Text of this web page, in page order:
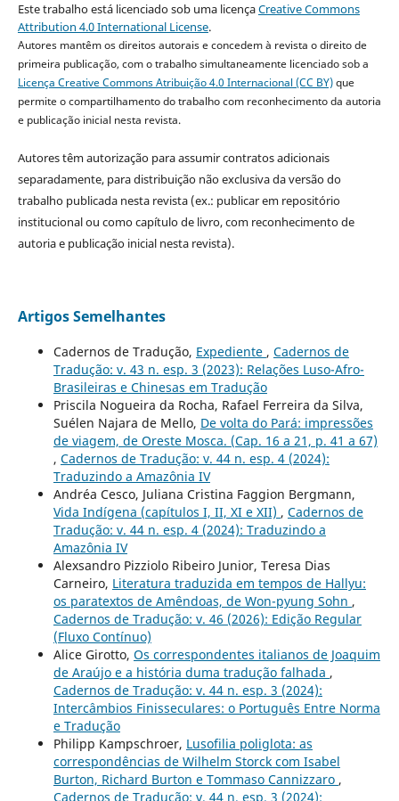
Este trabalho está licenciado sob uma licençaCreative Commons
Attribution 4.0 International License.
Autores mantêm os direitos autorais e concedem à revista o direito de
primeira publicação, com o trabalho simultaneamente licenciado sob a
Licença Creative Commons Atribuição 4.0 Internacional (CC BY)que
permite o compartilhamento do trabalho com reconhecimento da autoria
e publicação inicial nesta revista.
Autores têm autorização para assumir contratos adicionais
separadamente, para distribuição não exclusiva da versão do
trabalho publicada nesta revista (ex.: publicar em repositório
institucional ou como capítulo de livro, com reconhecimento de
autoria e publicação inicial nesta revista).
Artigos Semelhantes
Cadernos de Tradução, Expediente , Cadernos de
Tradução: v. 43 n. esp. 3 (2023): Relações Luso-Afro-
Brasileiras e Chinesas em Tradução
Priscila Nogueira da Rocha, Rafael Ferreira da Silva,
Suélen Najara de Mello, De volta do Pará: impressões
de viagem, de Oreste Mosca. (Cap. 16 a 21, p. 41 a 67)
, Cadernos de Tradução: v. 44 n. esp. 4 (2024):
Traduzindo a Amazônia IV
Andréa Cesco, Juliana Cristina Faggion Bergmann,
Vida Indígena (capítulos I, II, XI e XII) , Cadernos de
Tradução: v. 44 n. esp. 4 (2024): Traduzindo a
Amazônia IV
Alexsandro Pizziolo Ribeiro Junior, Teresa Dias
Carneiro, Literatura traduzida em tempos de Hallyu:
os paratextos de Amêndoas, de Won-pyung Sohn ,
Cadernos de Tradução: v. 46 (2026): Edição Regular
(Fluxo Contínuo)
Alice Girotto, Os correspondentes italianos de Joaquim
de Araújo e a história duma tradução falhada ,
Cadernos de Tradução: v. 44 n. esp. 3 (2024):
Intercâmbios Finisseculares: o Português Entre Norma
e Tradução
Philipp Kampschroer, Lusofilia poliglota: as
correspondências de Wilhelm Storck com Isabel
Burton, Richard Burton e Tommaso Cannizzaro ,
Cadernos de Tradução: v. 44 n. esp. 3 (2024):